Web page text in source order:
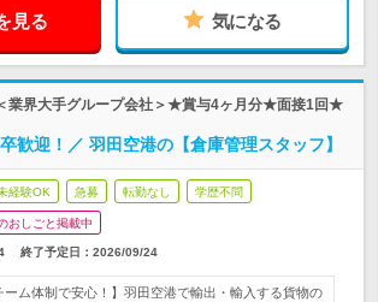
見る 気になる
業界大手グループ会社＞★賞与4ヶ月分★面接1回★
歓迎！／ 羽田空港の【倉庫管理スタッフ】
経験OK 急募 転勤なし 学歴不問
おしごと掲載中
終了予定日： 2026/09/24
ーム体制で安心！】羽田空港で輸出・輸入する貨物の